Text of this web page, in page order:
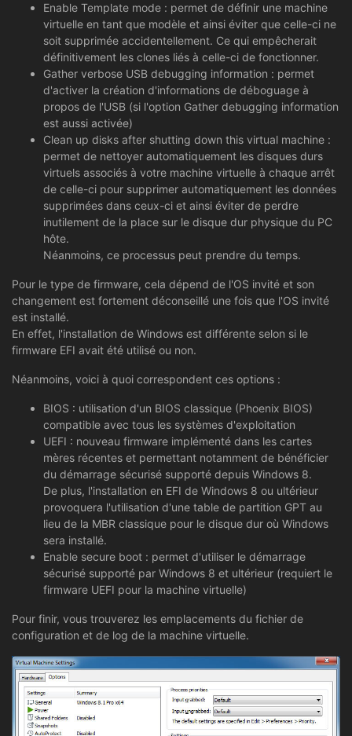
Enable Template mode : permet de définir une machine
virtuelle en tant que modèle et ainsi éviter que celle-ci ne
soit supprimée accidentellement. Ce qui empêcherait
définitivement les clones liés à celle-ci de fonctionner.
Gather verbose USB debugging information : permet
d'activer la création d'informations de déboguage à
propos de l'USB (si l'option Gather debugging information
est aussi activée)
Clean up disks after shutting down this virtual machine :
permet de nettoyer automatiquement les disques durs
virtuels associés à votre machine virtuelle à chaque arrêt
de celle-ci pour supprimer automatiquement les données
supprimées dans ceux-ci et ainsi éviter de perdre
inutilement de la place sur le disque dur physique du PC
hôte.
Néanmoins, ce processus peut prendre du temps.
Pour le type de firmware, cela dépend de l'OS invité et son
changement est fortement déconseillé une fois que l'OS invité
est installé.
En effet, l'installation de Windows est différente selon si le
firmware EFI avait été utilisé ou non.
Néanmoins, voici à quoi correspondent ces options :
BIOS : utilisation d'un BIOS classique (Phoenix BIOS)
compatible avec tous les systèmes d'exploitation
UEFI : nouveau firmware implémenté dans les cartes
mères récentes et permettant notamment de bénéficier
du démarrage sécurisé supporté depuis Windows 8.
De plus, l'installation en EFI de Windows 8 ou ultérieur
provoquera l'utilisation d'une table de partition GPT au
lieu de la MBR classique pour le disque dur où Windows
sera installé.
Enable secure boot : permet d'utiliser le démarrage
sécurisé supporté par Windows 8 et ultérieur (requiert le
firmware UEFI pour la machine virtuelle)
Pour finir, vous trouverez les emplacements du fichier de
configuration et de log de la machine virtuelle.